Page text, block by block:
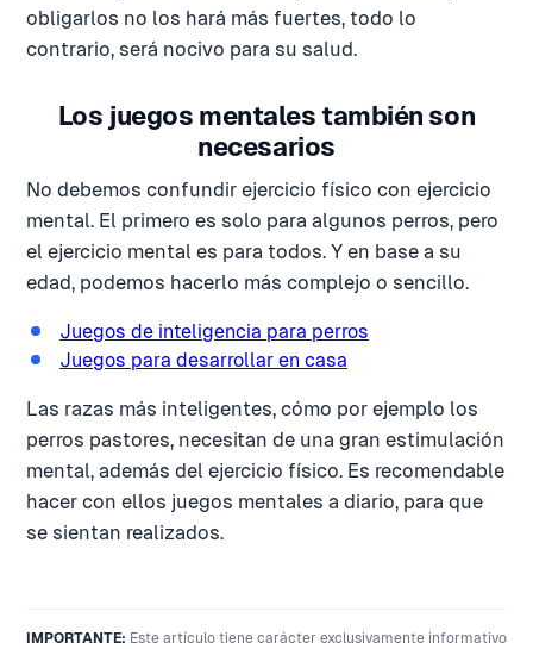
obligarlos no los hará más fuertes, todo lo
contrario, será nocivo para su salud.
Los juegos mentales también son
necesarios
No debemos confundir ejercicio físico con ejercicio
mental. El primero es solo para algunos perros, pero
el ejercicio mental es para todos. Y en base a su
edad, podemos hacerlo más complejo o sencillo.
Juegos de inteligencia para perros
Juegos para desarrollar en casa
Las razas más inteligentes, cómo por ejemplo los
perros pastores, necesitan de una gran estimulación
mental, además del ejercicio físico. Es recomendable
hacer con ellos juegos mentales a diario, para que
se sientan realizados.
IMPORTANTE: Este artículo tiene carácter exclusivamente informativo